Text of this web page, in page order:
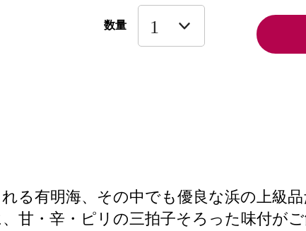
数量
る有明海、その中でも優良な浜の上級品
甘・辛・ピリの三拍子そろった味付が